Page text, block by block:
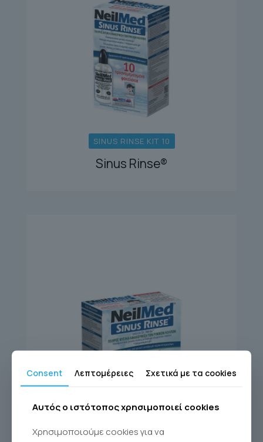
SINUS RINSE KIT 10
Sinus Rinse®
SINUS RINSE KIT 60
Consent Λεπτομέρειες Σχετικά με τα cookies
Αυτός ο ιστότοπος χρησιμοποιεί cookies
Χρησιμοποιούμε cookies για να